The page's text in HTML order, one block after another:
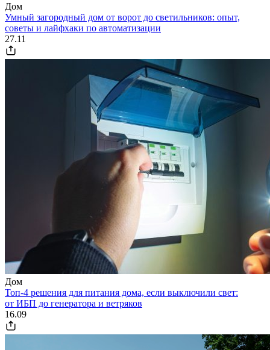
Дом
Умный загородный дом от ворот до светильников: опыт,
советы и лайфхаки по автоматизации
27.11
Дом
Топ-4 решения для питания дома, если выключили свет:
от ИБП до генератора и ветряков
16.09